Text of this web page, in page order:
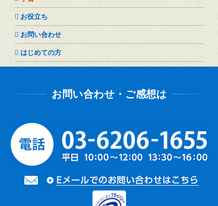
お役立ち
お問い合わせ
はじめての方